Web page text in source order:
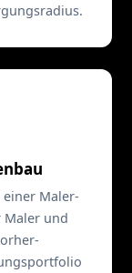
einer Maler-
Maler und